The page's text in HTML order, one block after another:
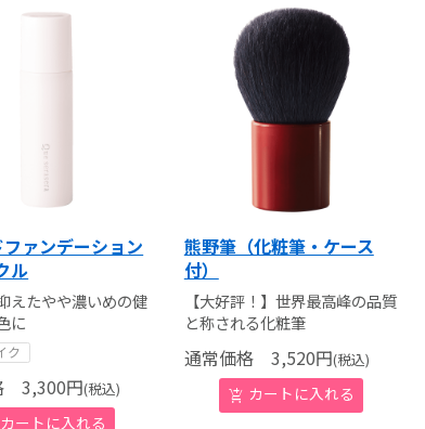
ファンデーション
ル
えたやや濃いめの健
に
ク
3,300円(税込)
熊野筆（化粧筆・ケース
付）
【大好評！】世界最高峰の品質
と称される化粧筆
通常価格3,520円(税込)